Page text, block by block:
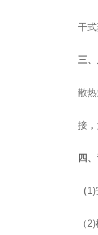
干
三
散
接
四
（1)
（2)